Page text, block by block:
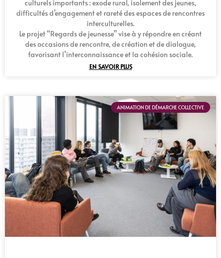
culturels importants : exode rural, isolement des jeunes,
difficultés d’engagement et rareté des espaces de rencontres
interculturelles.
Le projet “Regards de jeunesse” vise à y répondre en créant
des occasions de rencontre, de création et de dialogue,
favorisant l’interconnaissance et la cohésion sociale.
EN SAVOIR PLUS
ANIMATION DE DÉMARCHE COLLECTIVE